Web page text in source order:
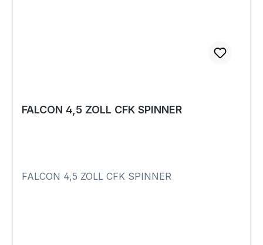
FALCON 4,5 ZOLL CFK SPINNER
FALCON 4,5 ZOLL CFK SPINNER